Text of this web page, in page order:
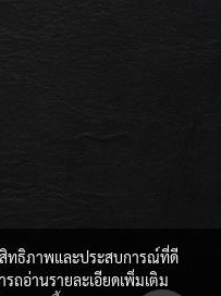
สิทธิภาพและประสบการณ์ที่ดี
ถอ่านรายละเอียดเพิ่มเติม